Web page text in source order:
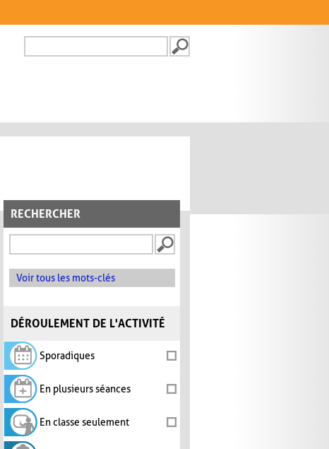
FORMULAIRE DE
RECHERCHER
Voir tous les mots-clés
DÉROULEMENT DE L'ACTIVITÉ
Sporadiques
En plusieurs séances
En classe seulement